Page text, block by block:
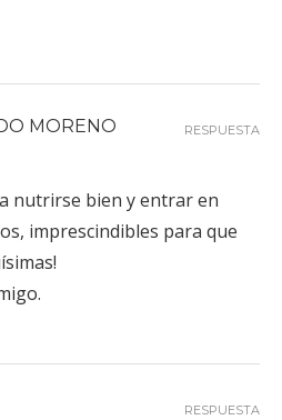
MORENO
nutrirse bien y entrar en
imprescindibles para que
RESPUESTA
RESPUESTA